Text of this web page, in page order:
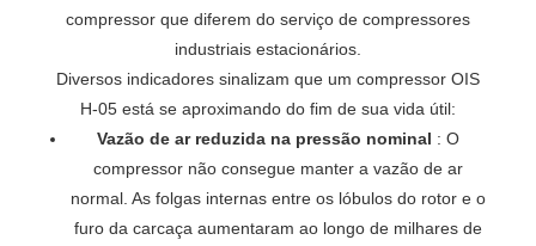
compressor que diferem do serviço de compressores
industriais estacionários.
Diversos indicadores sinalizam que um compressor OIS
H-05 está se aproximando do fim de sua vida útil:
Vazão de ar reduzida na pressão nominal : O
compressor não consegue manter a vazão de ar
normal. As folgas internas entre os lóbulos do rotor e o
furo da carcaça aumentaram ao longo de milhares de